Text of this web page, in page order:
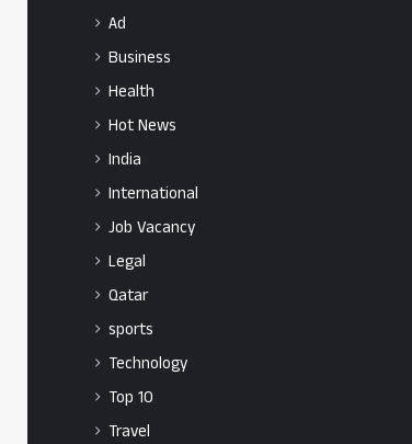
Ad
Business
Health
Hot News
India
International
Job Vacancy
Legal
Qatar
sports
Technology
Top 10
Travel